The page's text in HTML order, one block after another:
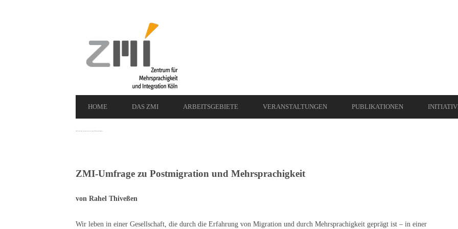
Navigation
HOME DAS ZMI ARBEITSGEBIETE VERANSTALTUNGEN PUBLIKATIONEN
ZMI-Umfrage zu Postmigration und Mehrsprachigkeit
von Rahel Thiveßen
Wir leben in einer Gesellschaft, die durch die Erfahrung von Migration und durch Mehrsprachigkeit geprägt ist – in einer